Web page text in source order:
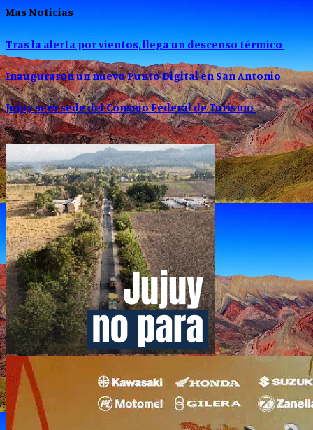
Mas Noticias
Tras la alerta por vientos, llega un descenso térmico
Inauguraron un nuevo Punto Digital en San Antonio
Jujuy será sede del Consejo Federal de Turismo